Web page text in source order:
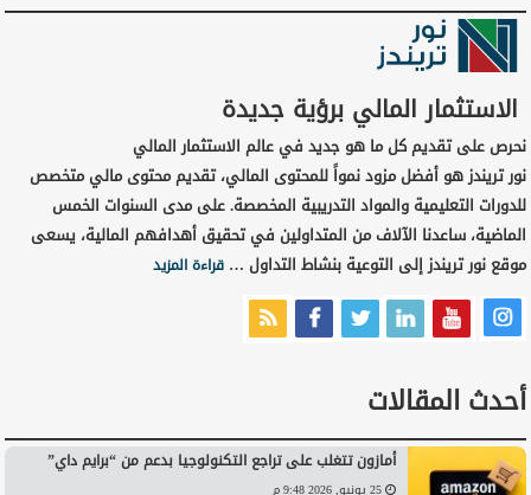
الاستثمار المالي برؤية جديدة
نحرص على تقديم كل ما هو جديد في عالم الاستثمار المالي
نور تريندز هو أفضل مزود نمواً للمحتوى المالي، تقديم محتوى مالي متخصص
للدورات التعليمية والمواد التدريبية المخصصة. على مدى السنوات الخمس
الماضية، ساعدنا الآلاف من المتداولين في تحقيق أهدافهم المالية، يسعى
موقع نور تريندز إلى التوعية بنشاط التداول …قراءة المزيد
أحدث المقالات
أمازون تتغلب على تراجع التكنولوجيا بدعم من “برايم داي”
25 يونيو, 2026 9:48 م